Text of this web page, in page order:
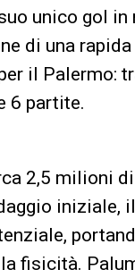
unico gol in
di una
il Palermo:
6 partite.
2,5 milioni
iniziale, il
fisicità.